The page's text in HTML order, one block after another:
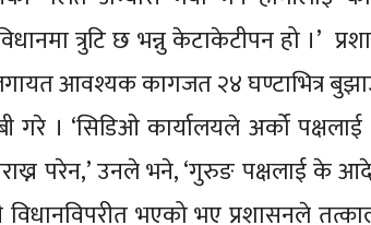
त्रुटि छ भन्नु केटाकेटीपन हो ।’
आवश्यक कागजत २४ घण्टाभित्र
गरे । ‘सिडिओ कार्यालयले अर्को
परेन,’ उनले भने, ‘गुरुङ पक्षलाई के
विधानविपरीत भएको भए प्रशासनले